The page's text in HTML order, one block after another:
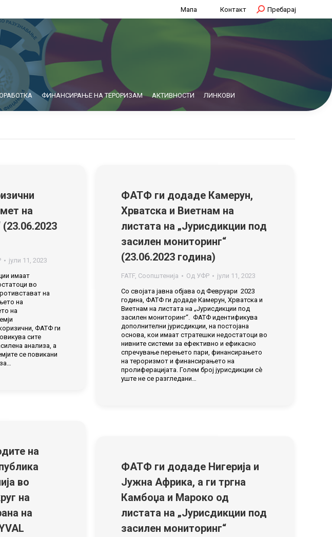
Мапа Контакт Search:Пребарај
ФИНАНСИРАЊЕ НА ТЕРОРИЗАМ АКТИВНОСТИ ЛИНКОВИ
на
(23.06.2023
јули 11, 2023
имаат
во
на
на
на
ФАТФ ги
сите
анализа, а
се повикани
ФАТФ ги додаде Камерун,
Хрватска и Виетнам на
листата на „Јурисдикции под
засилен мониторинг“
(23.06.2023 година)
FATF, Соопштенија Од УФР
јули 11, 2023
Со својата јавна објава од Февруари 2023
година, ФАТФ ги додаде Камерун, Хрватска и
Виетнам на листата на „Јурисдикции под
засилен мониторинг“. ФАТФ идентификува
дополнителни јурисдикции, на постојана
основа, кои имаат стратешки недостатоци во
нивните системи за ефективно и ефикасно
спречување перењето пари, финансирањето
на тероризмот и финансирањето на
пролиферацијата. Голем број јурисдикции сè
уште не се разгледани…
на
во
на
на
ФАТФ ги додаде Нигерија и
Јужна Африка, а ги тргна
Камбоџа и Мароко од
листата на „Јурисдикции под
засилен мониторинг“